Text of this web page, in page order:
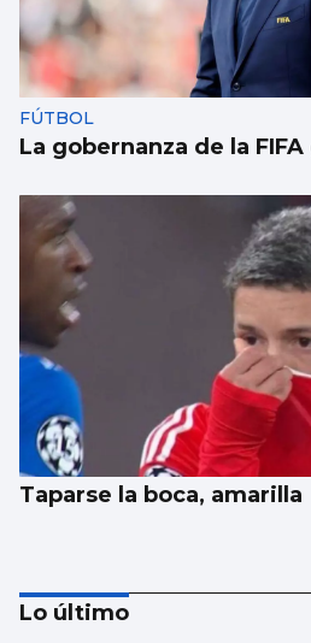
FÚTBOL
La gobernanza de la
Taparse la boca, amarilla
Lo último